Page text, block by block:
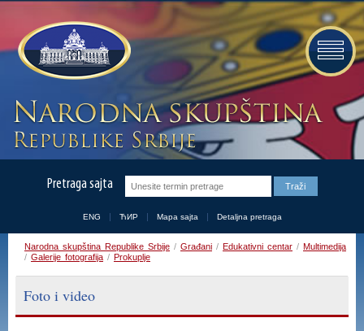
Pretraga sajta
ENG ЋИР Mapa sajta Detaljna pretraga
Narodna skupština Republike Srbije / Građani / Edukativni centar / Multimedija
/ Galerije fotografija / Prokuplje
Foto i video